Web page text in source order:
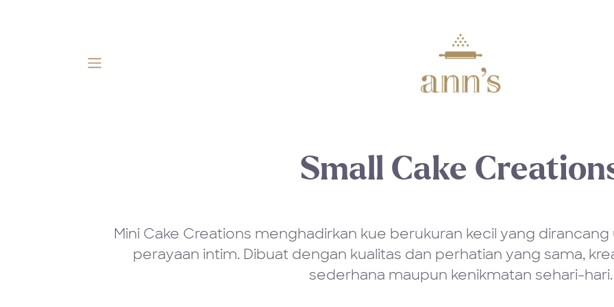
Small Cake
Mini Cake Creations menghadirkan kue berukuran kecil yang
perayaan intim. Dibuat dengan kualitas dan perhatian yang sama,
sederhana maupun kenikmatan sehari-hari.